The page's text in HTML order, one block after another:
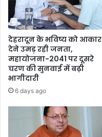
देहरादून के भविष्य को आकार
देने उमड़ रही जनता,
महायोजना-2041 पर दूसरे
चरण की सुनवाई में बढ़ी
भागीदारी
6 days ago